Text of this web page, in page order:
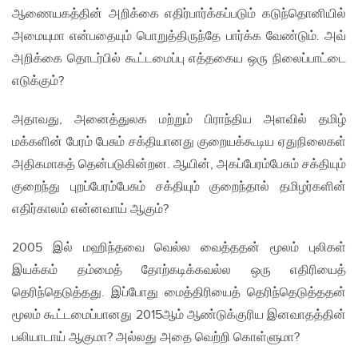
ஆணையகத்தின் அறிக்கை எதிர்பார்க்கப்படும் கடுந்தொனியில்
அமையுமா என்பதையும் பொறுத்திருந்தே பார்க்க வேண்டும். அவ்
அறிக்கை தொடர்பில் கூட்டமைப்பு எத்தகைய ஒரு நிலைப்பாட்டை
எடுக்கும்?
அதாவது, அனைத்துலக மற்றும் பிராந்திய அளவில் தமிழ்
மக்களின் பேரம் பேசும் சக்தியானது குறையக்கூடிய ஏதுநிலைகள்
அதிகமாகத் தென்படுகின்றன. ஆயின், அகப்பேரம்பேசும் சக்தியும்
குறைந்து புறப்பேரம்பேசும் சக்தியும் குறைந்தால் தமிழர்களின்
எதிர்காலம் என்னவாய் ஆகும்?
2005 இல் மஹிந்தவை வெல்ல வைத்ததன் மூலம் புலிகள்
இயக்கம் தம்மைத் தோற்கடிக்கவல்ல ஒரு எதிரியைத்
தெரிந்தெடுத்தது. இப்போது மைத்திரியைத் தெரிந்தெடுத்ததன்
மூலம் கூட்டமைப்பானது 2015ஆம் ஆண்டுக்குரிய இனவாதத்தின்
பலியாடாய் ஆகுமா? அல்லது அதை வெற்றி கொள்ளுமா?